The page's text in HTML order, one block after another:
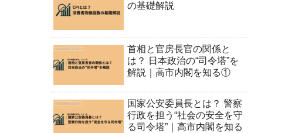
の基礎解説
首相と官房長官の関係と
は？ 日本政治の“司令塔”を
解説｜高市内閣を知る①
国家公安委員長とは？ 警察
行政を担う“社会の安全を守
る司令塔”｜高市内閣を知る